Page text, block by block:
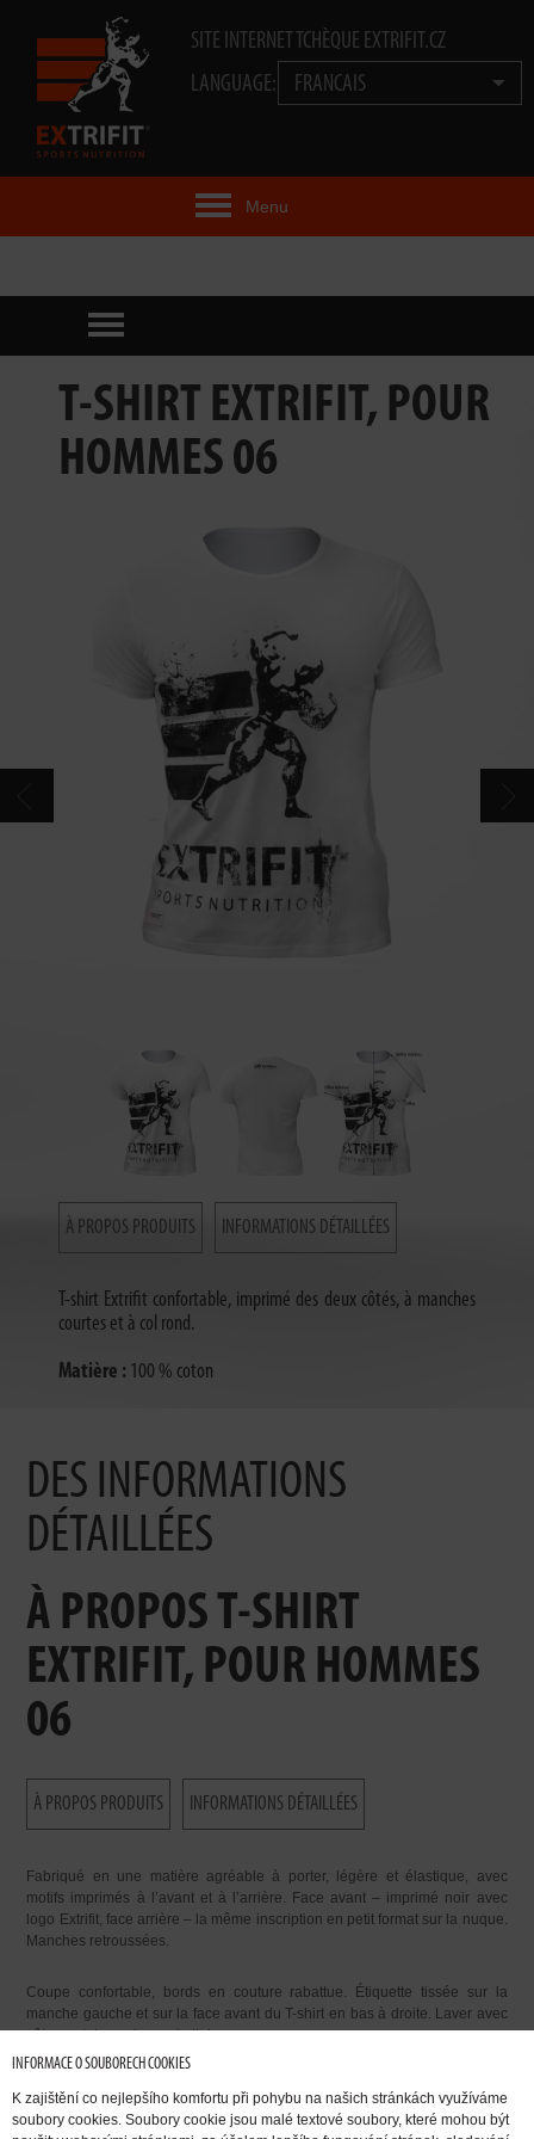
SITE INTERNET TCHÈQUE EXTRIFIT.CZ
LANGUAGE:
FRANCAIS
Menu
TECHNOLOGIE
EXTRIFIT® TEAM
T-SHIRT EXTRIFIT, POUR
HOMMES 06
À PROPOS PRODUITS INFORMATIONS DÉTAILLÉES
T-shirt Extrifit confortable, imprimé des deux côtés, à manches
courtes et à col rond.
Matière : 100 % coton
DES INFORMATIONS
DÉTAILLÉES
À PROPOS T-SHIRT
EXTRIFIT, POUR HOMMES
06
À PROPOS PRODUITS INFORMATIONS DÉTAILLÉES
Fabriqué en une matière agréable à porter, légère et élastique, avec
motifs imprimés à l’avant et à l’arrière. Face avant – imprimé noir avec
logo Extrifit, face arrière – la même inscription en petit format sur la nuque.
Manches retroussées.
Coupe confortable, bords en couture rabattue. Étiquette tissée sur la
manche gauche et sur la face avant du T-shirt en bas à droite. Laver avec
vêtement de couleurs similaires.
INFORMACE O SOUBORECH COOKIES
K zajištění co nejlepšího komfortu při pohybu na našich stránkách využíváme
soubory cookies. Soubory cookie jsou malé textové soubory, které mohou být